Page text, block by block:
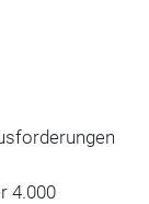
4.000